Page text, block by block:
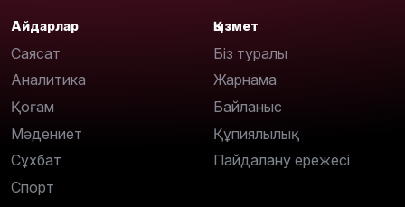
Айдарлар
Саясат
Аналитика
Қоғам
Мәдениет
Сұхбат
Спорт
Қызмет
Біз туралы
Жарнама
Байланыс
Құпиялылық
Пайдалану ережесі